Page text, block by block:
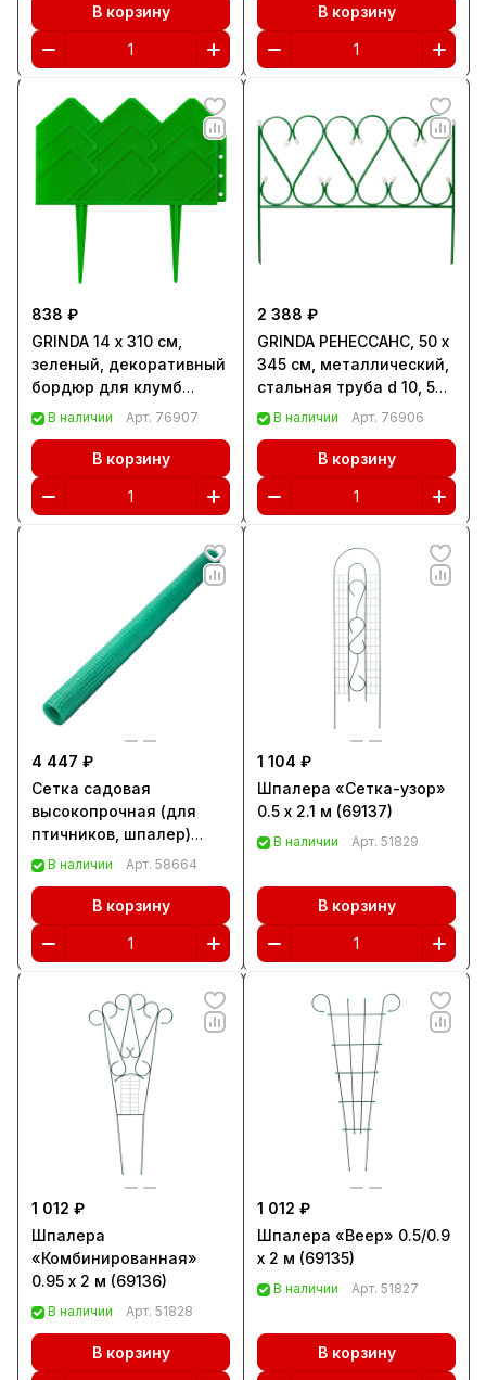
В корзину В корзину
838 ₽
GRINDA 14 х 310 см,
зеленый, декоративный
бордюр для клумб
(422221-G)
В наличии Арт. 76907
В корзину
2 388 ₽
GRINDA РЕНЕССАНС, 50 x
345 см, металлический,
стальная труба d 10, 5
секций, декоративный
В наличии Арт. 76906
В корзину
4 447 ₽
Сетка садовая
высокопрочная (для
птичников, шпалер)
2х20 м, ячейка 20х20 мм
В наличии Арт. 58664
В корзину
1 104 ₽
Шпалера «Сетка-узор»
0.5 х 2.1 м (69137)
В наличии Арт. 51829
В корзину
1 012 ₽
Шпалера
«Комбинированная»
0.95 х 2 м (69136)
В наличии Арт. 51828
В корзину
1 012 ₽
Шпалера «Веер» 0.5/0.9
х 2 м (69135)
В наличии Арт. 51827
В корзину